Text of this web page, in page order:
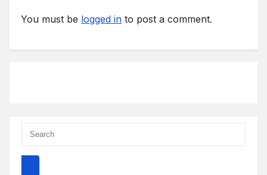
You must be logged in to post a comment.